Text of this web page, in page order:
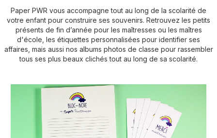
Paper PWR vous accompagne tout au long de la scolarité de
votre enfant pour construire ses souvenirs. Retrouvez les petits
présents de fin d’année pour les maîtresses ou les maîtres
d'école, les étiquettes personnalisées pour identifier ses
affaires, mais aussi nos albums photos de classe pour rassembler
tous ses plus beaux clichés tout au long de sa scolarité.